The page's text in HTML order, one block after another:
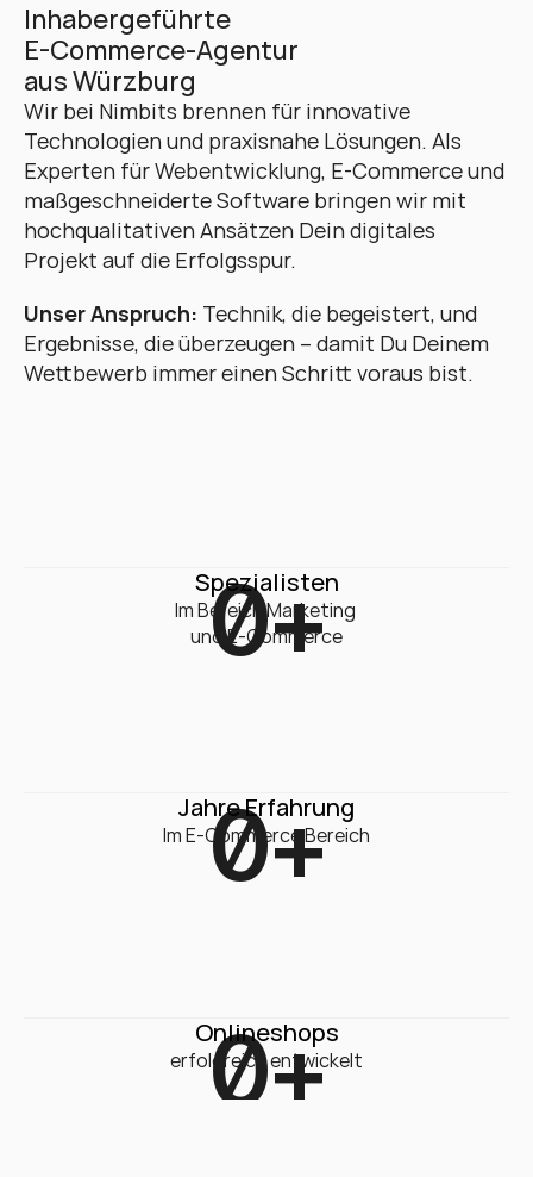
Inhabergeführte
E-Commerce-Agentur
aus Würzburg
Wir bei Nimbits brennen für innovative
Technologien und praxisnahe Lösungen. Als
Experten für Webentwicklung, E-Commerce und
maßgeschneiderte Software bringen wir mit
hochqualitativen Ansätzen Dein digitales
Projekt auf die Erfolgsspur.
Unser Anspruch: Technik, die begeistert, und
Ergebnisse, die überzeugen – damit Du Deinem
Wettbewerb immer einen Schritt voraus bist.
0+
Spezialisten
Im Bereich Marketing
und E-Commerce
0+
Jahre Erfahrung
Im E-Commerce Bereich
0+
Onlineshops
erfolgreich entwickelt